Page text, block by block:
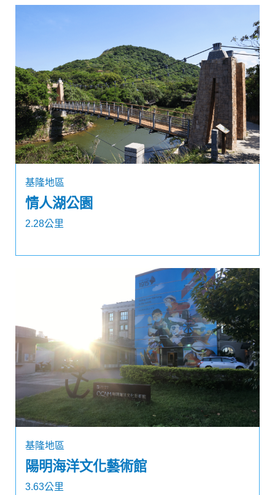
基隆地區
情人湖公園
2.28公里
基隆地區
陽明海洋文化藝術館
3.63公里